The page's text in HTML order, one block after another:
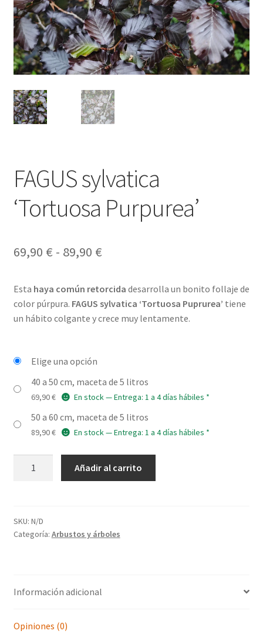
FAGUS sylvatica
‘Tortuosa Purpurea’
69,90 € - 89,90 €Rango
precios:
desde
89,90 €
Esta haya común retorcida desarrolla un bonito follaje de
color púrpura. FAGUS sylvatica ‘Tortuosa Puprurea’ tiene
un hábito colgante y crece muy lentamente.
Elige una opción
40 a 50 cm, maceta de 5 litros
69,90€ En stock — Entrega: 1 a 4 días hábiles *
50 a 60 cm, maceta de 5 litros
89,90€ En stock — Entrega: 1 a 4 días hábiles *
cantidad
Añadir al carrito
SKU: N/D
Categoría: Arbustos y árboles
Información adicional
Opiniones (0)